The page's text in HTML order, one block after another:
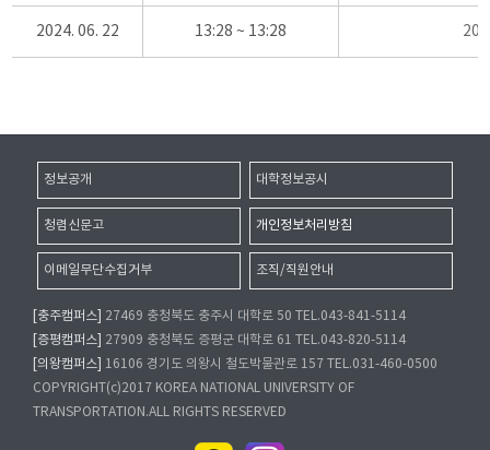
2024. 06. 22 13:28 ~ 13:28
정보공개 대학정보공시
청렴신문고 개인정보처리방침
이메일무단수집거부 조직/직원안내
[충주캠퍼스]
27469 충청북도 충주시 대학로 50 TEL.043-841-5114
[증평캠퍼스]
27909 충청북도 증평군 대학로 61 TEL.043-820-5114
[의왕캠퍼스]
16106 경기도 의왕시 철도박물관로 157 TEL.031-460-0500
COPYRIGHT(c)2017 KOREA NATIONAL UNIVERSITY OF
TRANSPORTATION.ALL RIGHTS RESERVED